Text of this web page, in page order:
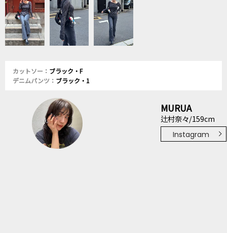
カットソー： ブラック・F
デニムパンツ： ブラック・1
MURUA
辻村奈々/159cm
Instagram